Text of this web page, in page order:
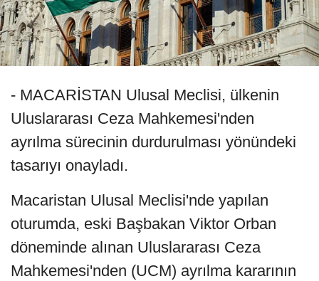
- MACARİSTAN Ulusal Meclisi, ülkenin
Uluslararası Ceza Mahkemesi'nden
ayrılma sürecinin durdurulması yönündeki
tasarıyı onayladı.
Macaristan Ulusal Meclisi'nde yapılan
oturumda, eski Başbakan Viktor Orban
döneminde alınan Uluslararası Ceza
Mahkemesi'nden (UCM) ayrılma kararının